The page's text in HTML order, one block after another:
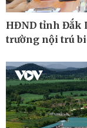
Pháp luật
Vụ án
Tin nóng
Tư vấn luật
HĐND tỉnh Đắk
trường nội trú